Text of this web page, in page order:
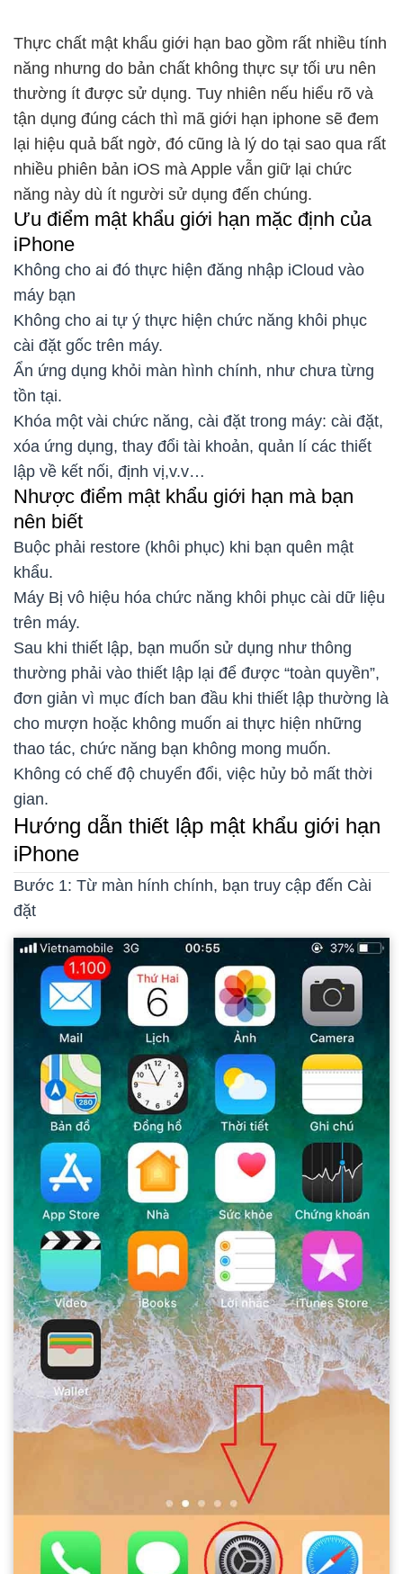
Thực chất mật khẩu giới hạn bao gồm rất nhiều tính
năng nhưng do bản chất không thực sự tối ưu nên
thường ít được sử dụng. Tuy nhiên nếu hiểu rõ và
tận dụng đúng cách thì mã giới hạn iphone sẽ đem
lại hiệu quả bất ngờ, đó cũng là lý do tại sao qua rất
nhiều phiên bản iOS mà Apple vẫn giữ lại chức
năng này dù ít người sử dụng đến chúng.
Ưu điểm mật khẩu giới hạn mặc định của
iPhone
Không cho ai đó thực hiện đăng nhập iCloud vào
máy bạn
Không cho ai tự ý thực hiện chức năng khôi phục
cài đặt gốc trên máy.
​Ẩn ứng dụng khỏi màn hình chính, như chưa từng
tồn tại.
Khóa một vài chức năng, cài đặt trong máy: cài đặt,
xóa ứng dụng, thay đổi tài khoản, quản lí các thiết
lập về kết nối, định vị,v.v…
Nhược điểm mật khẩu giới hạn mà bạn
nên biết
Buộc phải restore (khôi phục) khi bạn quên mật
khẩu.
Máy Bị vô hiệu hóa chức năng khôi phục cài dữ liệu
trên máy.
Sau khi thiết lập, bạn muốn sử dụng như thông
thường phải vào thiết lập lại để được “toàn quyền”,
đơn giản vì mục đích ban đầu khi thiết lập thường là
cho mượn hoặc không muốn ai thực hiện những
thao tác, chức năng bạn không mong muốn.
Không có chế độ chuyển đổi, việc hủy bỏ mất thời
gian.
Hướng dẫn thiết lập mật khẩu giới hạn
iPhone
Bước 1: Từ màn hính chính, bạn truy cập đến Cài
đặt